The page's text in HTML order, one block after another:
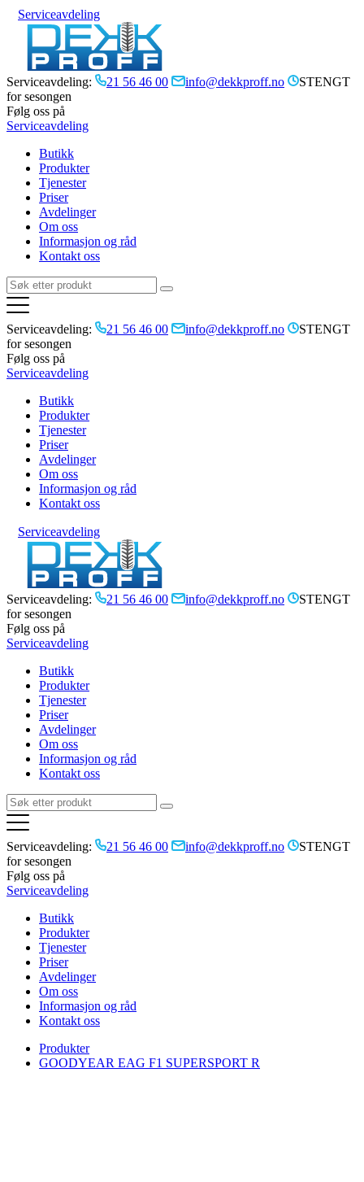
Serviceavdeling
Serviceavdeling: 21 56 46 00 info@dekkproff.no
STENGT
for sesongen
Følg oss på
Serviceavdeling
Butikk
Produkter
Tjenester
Priser
Avdelinger
Om oss
Informasjon og råd
Kontakt oss
Serviceavdeling: 21 56 46 00 info@dekkproff.no
STENGT
for sesongen
Følg oss på
Serviceavdeling
Butikk
Produkter
Tjenester
Priser
Avdelinger
Om oss
Informasjon og råd
Kontakt oss
Serviceavdeling
Serviceavdeling: 21 56 46 00 info@dekkproff.no
STENGT
for sesongen
Følg oss på
Serviceavdeling
Butikk
Produkter
Tjenester
Priser
Avdelinger
Om oss
Informasjon og råd
Kontakt oss
Serviceavdeling: 21 56 46 00 info@dekkproff.no
STENGT
for sesongen
Følg oss på
Serviceavdeling
Butikk
Produkter
Tjenester
Priser
Avdelinger
Om oss
Informasjon og råd
Kontakt oss
Produkter
GOODYEAR EAG F1 SUPERSPORT R